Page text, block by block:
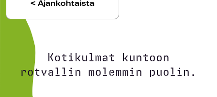
< Ajankohtaista
Kotikulmat kuntoon
rotvallin molemmin puolin.